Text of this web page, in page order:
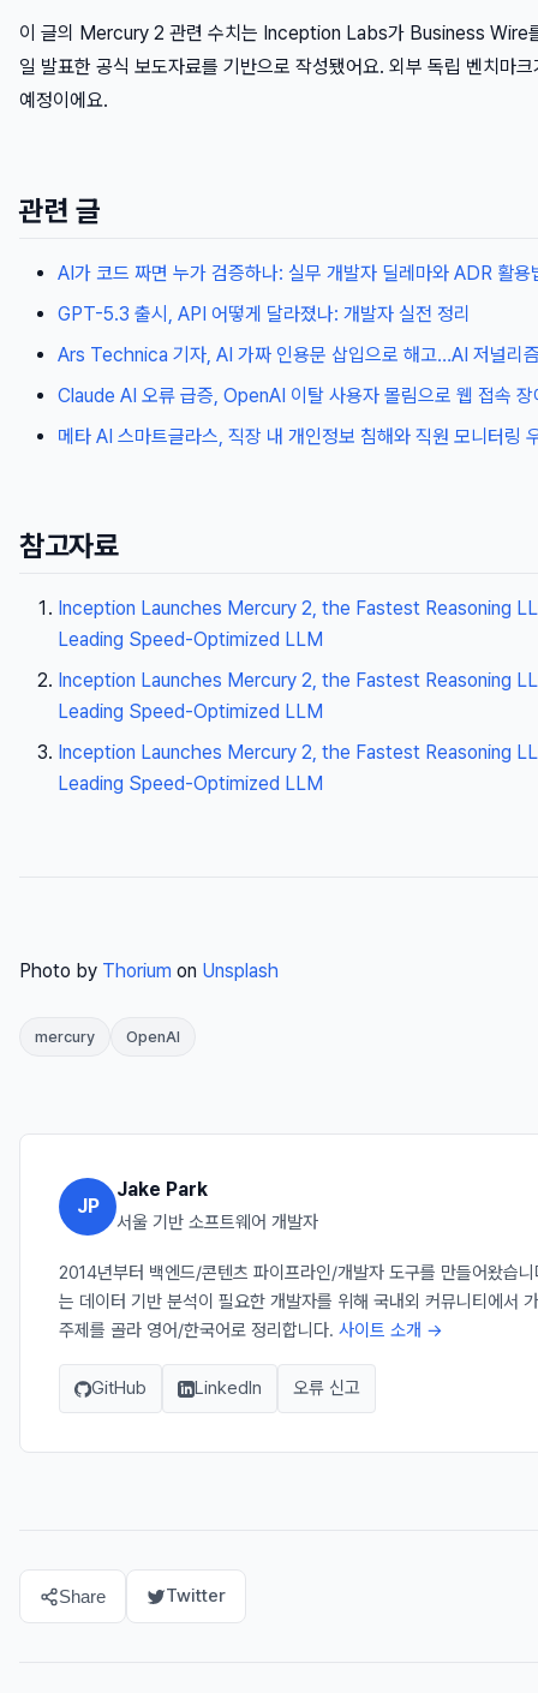
이 글의 Mercury 2 관련 수치는 Inception Labs가 Business Wire
일 발표한 공식 보도자료를 기반으로 작성됐어요. 외부 독립 벤치마
예정이에요.
관련 글
AI가 코드 짜면 누가 검증하나: 실무 개발자 딜레마와 ADR 활용
GPT-5.3 출시, API 어떻게 달라졌나: 개발자 실전 정리
Ars Technica 기자, AI 가짜 인용문 삽입으로 해고…AI 저널리
Claude AI 오류 급증, OpenAI 이탈 사용자 몰림으로 웹 접속 장
메타 AI 스마트글라스, 직장 내 개인정보 침해와 직원 모니터링
참고자료
Inception Launches Mercury 2, the Fastest Reasoning
Leading Speed-Optimized LLM
Inception Launches Mercury 2, the Fastest Reasoning
Leading Speed-Optimized LLM
Inception Launches Mercury 2, the Fastest Reasoning
Leading Speed-Optimized LLM
Photo by Thorium on Unsplash
mercury OpenAI
JP
Jake Park
서울 기반 소프트웨어 개발자
2014년부터 백엔드/콘텐츠 파이프라인/개발자 도구를 만들어왔습
는 데이터 기반 분석이 필요한 개발자를 위해 국내외 커뮤니티에서
주제를 골라 영어/한국어로 정리합니다. 사이트 소개 →
GitHub LinkedIn 오류 신고
Share Twitter